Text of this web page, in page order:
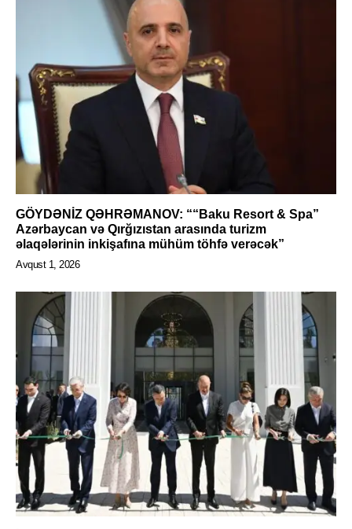
GÖYDƏNİZ QƏHRƏMANOV: ““Baku Resort & Spa”
Azərbaycan və Qırğızıstan arasında turizm
əlaqələrinin inkişafına mühüm töhfə verəcək”
Avqust 1, 2026